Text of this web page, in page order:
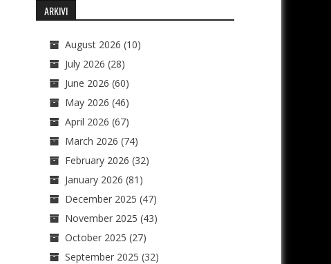
ARKIVI
August 2026 (10)
July 2026 (28)
June 2026 (60)
May 2026 (46)
April 2026 (67)
March 2026 (74)
February 2026 (32)
January 2026 (81)
December 2025 (47)
November 2025 (43)
October 2025 (27)
September 2025 (32)